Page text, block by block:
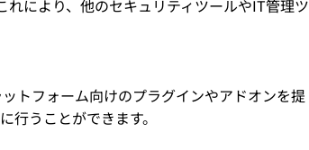
により、他のセキュリティツールやIT管理ツ
トフォーム向けのプラグインやアドオンを提
行うことができます。